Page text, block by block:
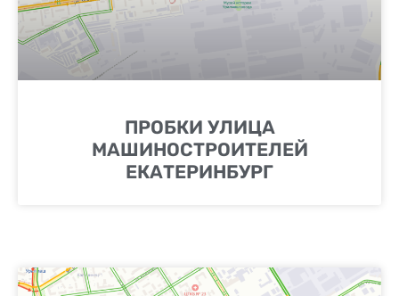
ПРОБКИ УЛИЦА
МАШИНОСТРОИТЕЛЕЙ
ЕКАТЕРИНБУРГ